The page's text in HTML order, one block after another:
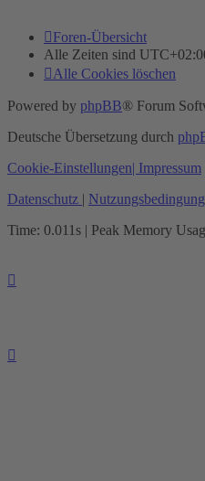
Foren-Übersicht
Alle Zeiten sind
Alle Cookies löschen
Powered by phpBB® Forum
Deutsche Übersetzung durch
Cookie-Einstellungen| Impressum
Datenschutz |
Time: 0.011s | Peak Memory